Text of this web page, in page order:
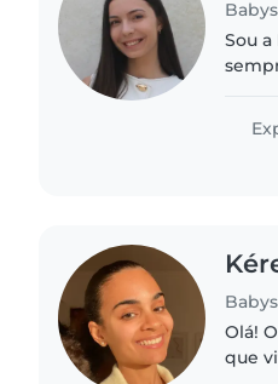
Sou
Olá!
que